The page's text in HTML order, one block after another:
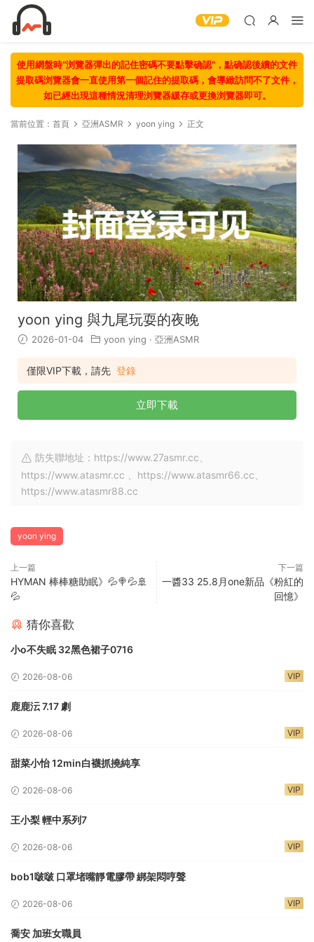
使用網盤時“浏覽器彈出的記住密碼不要點擊确認“，點确認後續的文件
提取碼浏覽器會一直使用第一個記住的提取碼，會導緻訪問不了文件，
如已經出現這種情況清理浏覽器緩存或更換浏覽器即可。
當前位置： 首頁 亞洲ASMR yoon ying 正文
yoon ying 與九尾玩耍的夜晚
2026-01-04 yoon ying · 亞洲ASMR
僅限VIP下載，請先 登錄
立即下載
防失聯地址：https://www.27asmr.cc、
https://www.atasmr.cc 、https://www.atasmr66.cc、
https://www.atasmr88.cc
yoon ying
上一篇
HYMAN 棒棒糖助眠》💦🍭💦🚢
💦
下一篇
一醬33 25.8月one新品《粉紅的
回憶》
猜你喜歡
小o不失眠 32黑色裙子0716
2026-08-06 VIP
鹿鹿沄 7.17 劇
2026-08-06 VIP
甜菜小怡 12min白襪抓撓純享
2026-08-06 VIP
王小梨 輕中系列7
2026-08-06 VIP
bob1啵啵 口罩堵嘴靜電膠帶 綁架悶哼聲
2026-08-06 VIP
喬安 加班女職員